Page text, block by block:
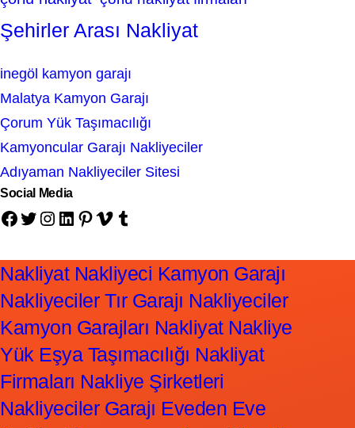
Şehirler Arası Nakliyat
inegöl kamyon garajı
Malatya Kamyon Garajı
Çorum Yük Taşımacılığı
Kamyoncular Garajı Nakliyeciler
Adıyaman Nakliyeciler Sitesi
Social Media
Facebook Twitter Instagram LinkedIn Pinterest Vimeo Tumblr
Nakliyat Nakliyeci Kamyon Garajı
Nakliyeciler Tır Garajı Nakliyeciler
Kamyon Garajları Nakliyat Nakliye
Yük Eşya Taşımacılığı Nakliyat
Firmaları Nakliye Şirketleri
Nakliyeciler Garajı Eveden Eve